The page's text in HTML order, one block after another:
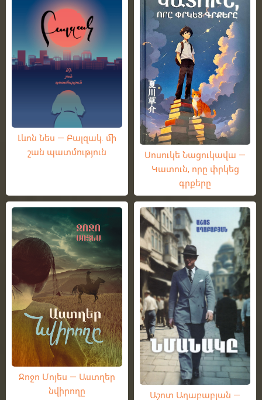
Լևոն Նես — Բալզակ. մի
շան պատմություն
Սոսուկե Նացուկավա —
Կատուն, որը փրկեց
գրքերը
Ջոջո Մոյես — Աստղեր
նվիրողը
Աշոտ Աղաբաբյան —